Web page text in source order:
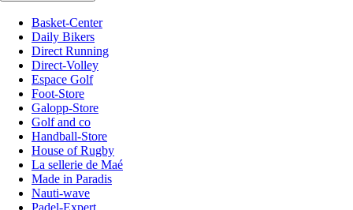
Basket-Center
Daily Bikers
Direct Running
Direct-Volley
Espace Golf
Foot-Store
Galopp-Store
Golf and co
Handball-Store
House of Rugby
La sellerie de Maé
Made in Paradis
Nauti-wave